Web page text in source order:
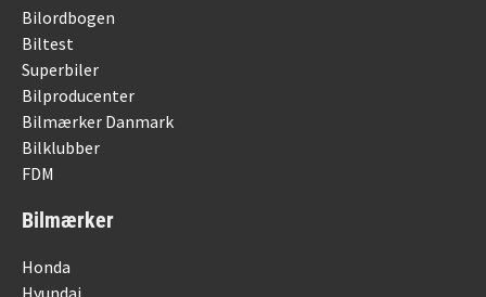
Bilordbogen
Biltest
Superbiler
Bilproducenter
Bilmærker Danmark
Bilklubber
FDM
Bilmærker
Honda
Hyundai